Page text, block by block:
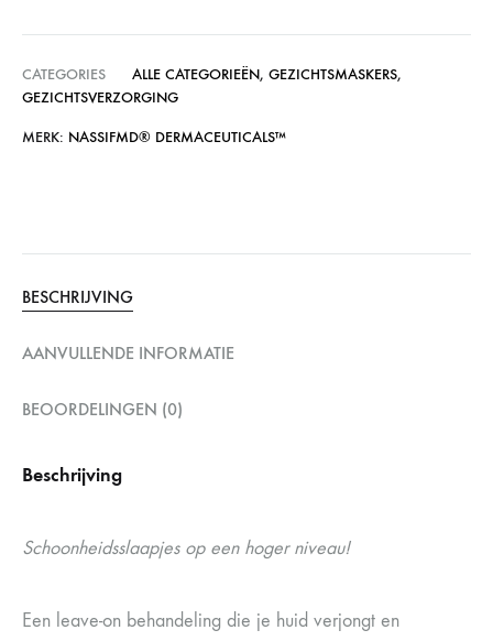
CATEGORIES ALLE CATEGORIEËN, GEZICHTSMASKERS,
GEZICHTSVERZORGING
MERK: NASSIFMD®️ DERMACEUTICALS™️
BESCHRIJVING
AANVULLENDE INFORMATIE
BEOORDELINGEN (0)
Beschrijving
Schoonheidsslaapjes op een hoger niveau!
Een leave-on behandeling die je huid verjongt en